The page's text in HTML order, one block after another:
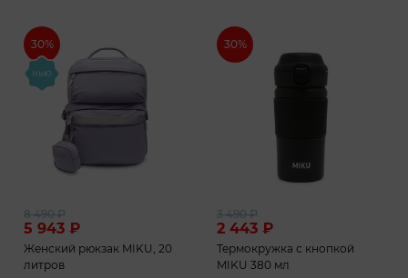
30%
5 943 ₽
8 490₽
Женский рюкзак MIKU, 20
литров
30%
2 443 ₽
3 490₽
Термокружка с кнопкой
MIKU 380 мл